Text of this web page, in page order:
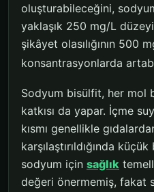
oluşturabileceğini,
yaklaşık 250 mg/L
şikâyet olasılığının 500
konsantrasyonlarda
Sodyum bisülfit, her mol
katkısı da yapar. İçme
kısmı genellikle
karşılaştırıldığında
sodyum için sağlık
değeri önermemiş, fakat